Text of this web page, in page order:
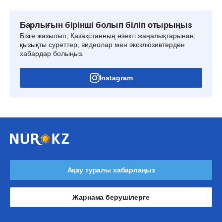
Барлығын бірінші болып біліп отырыңыз
Бізге жазылып, Қазақстанның өзекті жаңалықтарынан,
қызықты суреттер, видеолар мен эксклюзивтерден
хабардар болыңыз.
Instagram
Ақау туралы хабарлаңыз
Жарнама берушілерге